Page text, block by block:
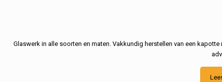
Glaswerk in alle soorten en maten. Vakkundig herstellen van een